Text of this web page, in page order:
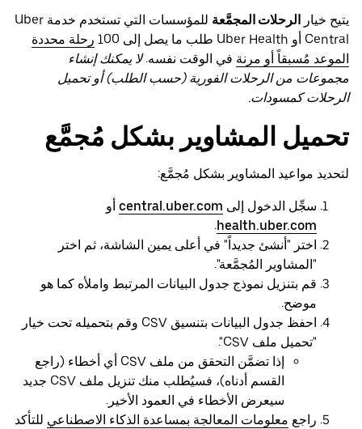
يتيح خيار الرحلات المجمَّعة
للمؤسسات التي تستخدم خدمة Uber
Central أو Uber Health طلب ما يصل إلى 100
رحلة محددة
الموعد مُسبقاً أو مرنة في الوقت نفسه.لا يمكنك إنشاء
مجموعات من الرحلات الفورية (حسب الطلب) أو تحميل
الرحلات كمسودات.
تحميل المشاوير بشكل مُجمَّع
لتحديد مواعيد المشاوير بشكل مُجمَّع:
سجِّل الدخول إلى central.uber.com أو
health.uber.com
.
اختر "أنشئ جديداً" في أعلى يمين الشاشة، ثم اختر
"المشاوير المُجمَّعة".
قم بتنزيل نموذج جدول البيانات المرتبط واملأه كما هو
موضح.
احفظ جدول البيانات بتنسيق CSV وقم بتحميله تحت خيار
"تحميل ملف CSV".
إذا تضمَّن التحقق من ملف CSV أي أخطاء (راجع
القسم أدناه)، فسيُطلب منك تنزيل ملف CSV جديد
سيعرض الأخطاء في العمود الأخير.
راجع معلومات المعالجة بمساعدة الذكاء الاصطناعي للتأكد